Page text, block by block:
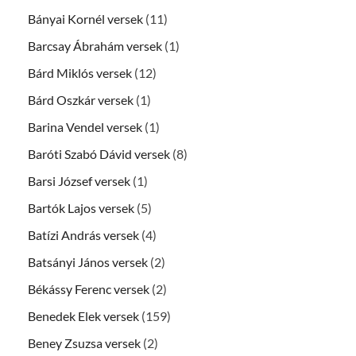
Bányai Kornél versek (11)
Barcsay Ábrahám versek (1)
Bárd Miklós versek (12)
Bárd Oszkár versek (1)
Barina Vendel versek (1)
Baróti Szabó Dávid versek (8)
Barsi József versek (1)
Bartók Lajos versek (5)
Batízi András versek (4)
Batsányi János versek (2)
Békássy Ferenc versek (2)
Benedek Elek versek (159)
Beney Zsuzsa versek (2)